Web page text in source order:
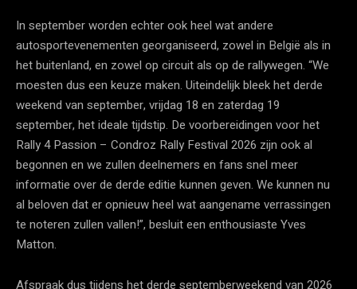
In september worden echter ook heel wat andere
autosportevenementen georganiseerd, zowel in België als in
het buitenland, en zowel op circuit als op de rallywegen. “We
moesten dus een keuze maken. Uiteindelijk bleek het derde
weekend van september, vrijdag 18 en zaterdag 19
september, het ideale tijdstip. De voorbereidingen voor het
Rally 4 Passion – Condroz Rally Festival 2026 zijn ook al
begonnen en we zullen deelnemers en fans snel meer
informatie over de derde editie kunnen geven. We kunnen nu
al beloven dat er opnieuw heel wat aangename verrassingen
te noteren zullen vallen!”, besluit een enthousiaste Yves
Matton.
Afspraak dus tijdens het derde septemberweekend van 2026